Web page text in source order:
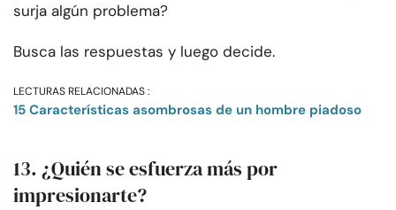
surja algún problema?
Busca las respuestas y luego decide.
LECTURAS RELACIONADAS :
15 Características asombrosas de un hombre piadoso
13. ¿Quién se esfuerza más por
impresionarte?